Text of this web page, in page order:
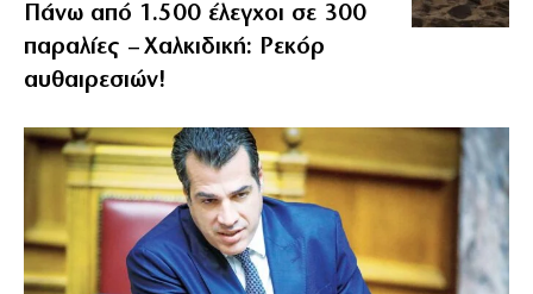
Πάνω από 1.500 έλεγχοι σε 300
παραλίες – Χαλκιδική: Ρεκόρ
αυθαιρεσιών!